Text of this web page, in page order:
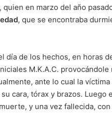
quien en marzo del año
, que se encontraba
de los hechos, en horas
M.K.A.C.
ante lo cual la
cara, tórax y brazos. Luego
y una vez fallecida,